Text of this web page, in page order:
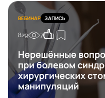
ВЕБИНАР ЗАПИСЬ
829 7
Нерешённые
при болевом
хирургических
манипуляций